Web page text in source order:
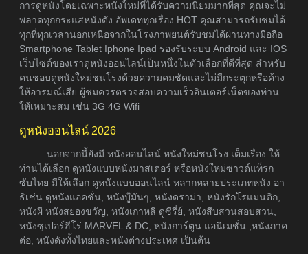
การดูหนังโดยเฉพาะหนังใหม่ที่ได้รับความนิยมมากที่สุด คุณจะไม่
พลาดทุกกระแสหนังดัง อัพเดททุกเรื่อง HOT คุณสามารถรับชมได้
ทุกที่ทุกเวลานอกเหนือจากในโรงภาพยนต์รับชมได้ผ่านทางมือถือ
Smartphone Tablet Iphone Ipad รองรับระบบ Android และ IOS
เว็บไซต์ของเราดูหนังออนไลน์เป็นหนึ่งในตัวเลือกที่ดีที่สุด สำหรับ
คนชอบดูหนังใหม่ชนโรงด้วยความคมชัดและไม่มีกระตุกหรือค้าง
ให้อารมณ์เสีย ผู้ชมควรตรวจสอบความเร็วอินเตอร์เน็ตของท่าน
ให้เหมาะสม เช่น 3G 4G Wifi
ดูหนังออนไลน์ 2026
นอกจากนี้ยังมี หนังออนไลน์ หนังใหม่ชนโรง เต็มเรื่อง ให้
ท่านได้เลือก ดูหนังแบบหนังมาสเตอร์ หรือหนังใหม่ซาวด์แท็รก
ซับไทย มีให้เลือก ดูหนังแบบออนไลน์ หลากหลายประเภทหนัง อา
ธิเช่น ดูหนังแอคชั่น, หนังบู๊มันๆ, หนังดราม่า, หนังรักโรแมนติก,
หนังผี หนังสยองขวัญ, หนังเกาหลี ดูซีรี่ย์, หนังสืบสวนสอบสวน,
หนังซุเปอร์ฮีโร่ MARVEL & DC, หนังการ์ตูน แอนิเมชั่น ,หนังภาค
ต่อ, หนังดังทั้งไทยและหนังต่างประเทศ เป็นต้น